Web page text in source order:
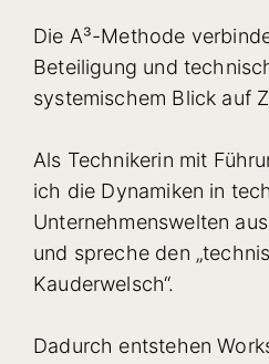
Die A³-Methode
Beteiligung und
systemischem Blick auf
Als Technikerin mit
ich die Dynamiken in
Unternehmenswelten
und spreche den
Kauderwelsch“.
Dadurch entstehen